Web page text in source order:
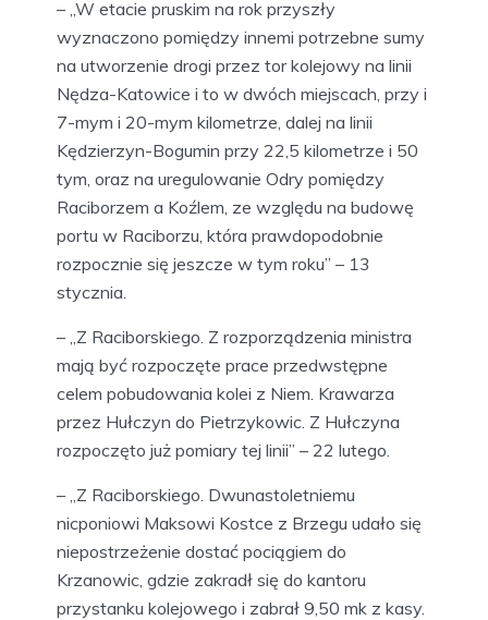
– „W etacie pruskim na rok przyszły
wyznaczono pomiędzy innemi potrzebne sumy
na utworzenie drogi przez tor kolejowy na linii
Nędza-Katowice i to w dwóch miejscach, przy i
7-mym i 20-mym kilometrze, dalej na linii
Kędzierzyn-Bogumin przy 22,5 kilometrze i 50
tym, oraz na uregulowanie Odry pomiędzy
Raciborzem a Koźlem, ze względu na budowę
portu w Raciborzu, która prawdopodobnie
rozpocznie się jeszcze w tym roku” – 13
stycznia.
– „Z Raciborskiego. Z rozporządzenia ministra
mają być rozpoczęte prace przedwstępne
celem pobudowania kolei z Niem. Krawarza
przez Hułczyn do Pietrzykowic. Z Hułczyna
rozpoczęto już pomiary tej linii” – 22 lutego.
– „Z Raciborskiego. Dwunastoletniemu
nicponiowi Maksowi Kostce z Brzegu udało się
niepostrzeżenie dostać pociągiem do
Krzanowic, gdzie zakradł się do kantoru
przystanku kolejowego i zabrał 9,50 mk z kasy.